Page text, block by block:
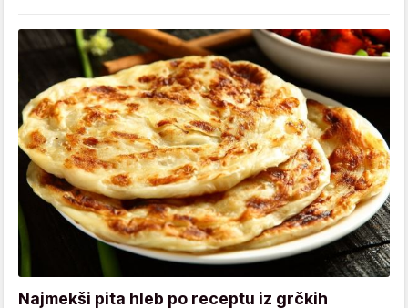
Najmekši pita hleb po receptu iz grčkih